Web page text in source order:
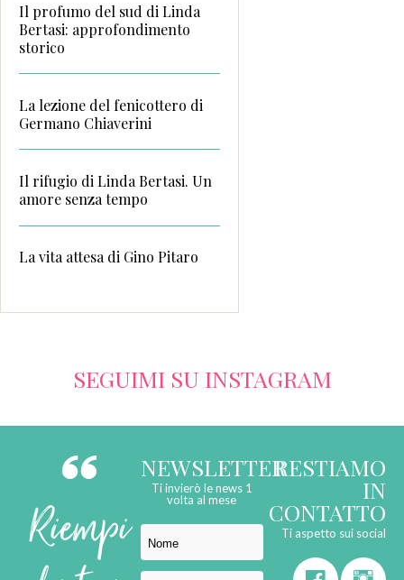
Il profumo del sud di Linda
Bertasi: approfondimento
storico
La lezione del fenicottero di
Germano Chiaverini
Il rifugio di Linda Bertasi. Un
amore senza tempo
La vita attesa di Gino Pitaro
SEGUIMI SU INSTAGRAM
Riempi
NEWSLETTER
Ti invierò le news 1
volta al mese
RESTIAMO
IN
CONTATTO
Ti aspetto sui social